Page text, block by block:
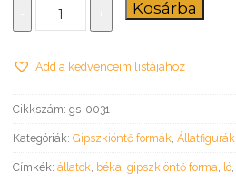
Állatok
forma
Kosárba
Add a kedvenceim listájához
Cikkszám: gs-0031
Kategóriák: Gipszkiöntő formák, Állatfigurák
Címkék: állatok, béka, gipszkiöntő forma, ló,